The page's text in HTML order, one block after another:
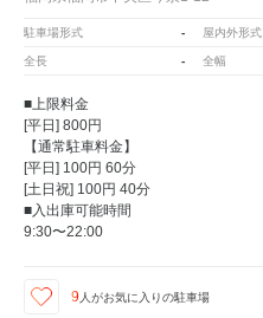
駐車場形式 - 屋内外形式
全長 - 全幅
■上限料金
[平日] 800円
【通常駐車料金】
[平日] 100円 60分
[土日祝] 100円 40分
■入出庫可能時間
9:30〜22:00
9 人がお気に入りの駐車場